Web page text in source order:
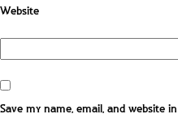
Website
Save my name, email, and